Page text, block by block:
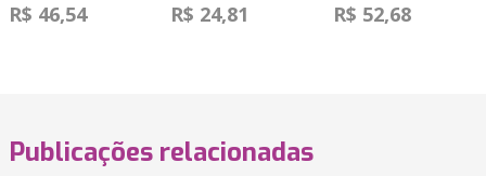
R$ 46,54 R$ 24,81 R$ 52,68
Publicações relacionadas